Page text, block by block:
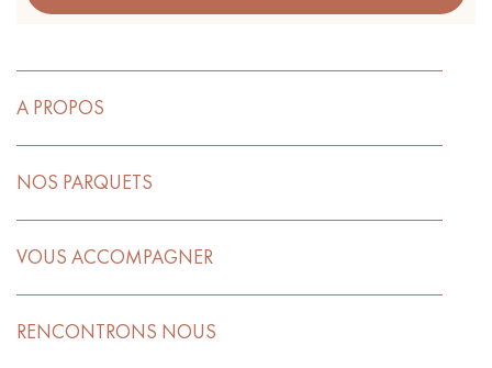
A PROPOS
NOS PARQUETS
VOUS ACCOMPAGNER
RENCONTRONS NOUS